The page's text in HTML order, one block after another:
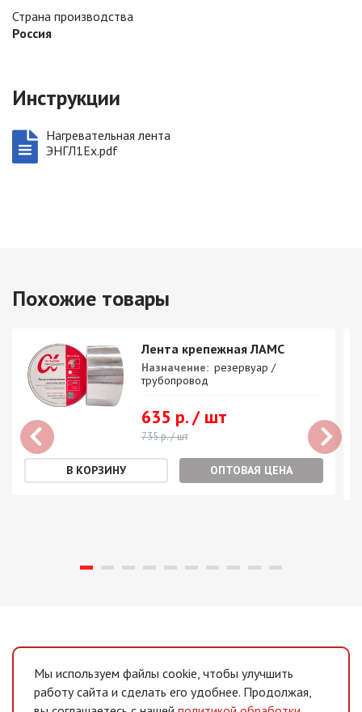
Страна производства
Россия
Инструкции
Нагревательная лента
ЭНГЛ1Ех.pdf
Похожие товары
Лента крепежная ЛАМС
Назначение: резервуар /
трубопровод
635 р. / шт
735 р. / шт
ОПТОВАЯ ЦЕНА
Мы используем файлы cookie, чтобы улучшить
работу сайта и сделать его удобнее. Продолжая,